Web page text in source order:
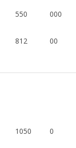
550
812
000
00
1050 0